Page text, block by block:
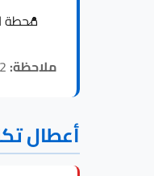
محطة
ملاحظة:
أعطال